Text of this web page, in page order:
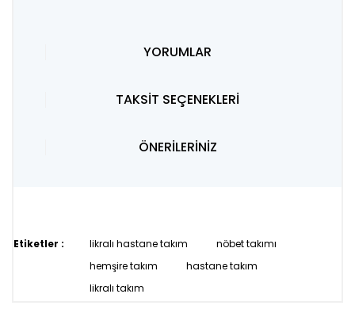
YORUMLAR
TAKSİT SEÇENEKLERİ
ÖNERİLERİNİZ
Etiketler : likralı hastane takım
nöbet takımı
hemşire takım
hastane takım
likralı takım